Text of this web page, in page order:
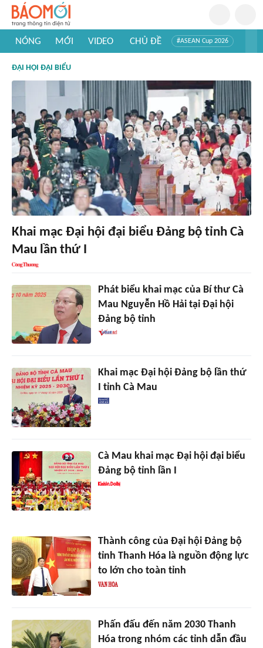
NÓNG MỚI VIDEO CHỦ ĐỀ #ASEAN Cup 2026
#Khám phá thế giới
ĐẠI HỘI ĐẠI BIỂU
Khai mạc Đại hội đại biểu Đảng bộ tỉnh Cà
Mau lần thứ I
Phát biểu khai mạc của Bí thư Cà
Mau Nguyễn Hồ Hải tại Đại hội
Đảng bộ tỉnh
Khai mạc Đại hội Đảng bộ lần thứ
I tỉnh Cà Mau
Cà Mau khai mạc Đại hội đại biểu
Đảng bộ tỉnh lần I
Thành công của Đại hội Đảng bộ
tỉnh Thanh Hóa là nguồn động lực
to lớn cho toàn tỉnh
Phấn đấu đến năm 2030 Thanh
Hóa trong nhóm các tỉnh dẫn đầu